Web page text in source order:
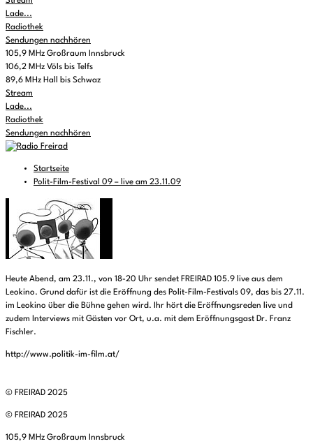
Lade...
Radiothek
Sendungen nachhören
105,9 MHz Großraum Innsbruck
106,2 MHz Völs bis Telfs
89,6 MHz Hall bis Schwaz
Stream
Lade...
Radiothek
Sendungen nachhören
Startseite
Polit-Film-Festival 09 – live am 23.11.09
Heute Abend, am 23.11., von 18-20 Uhr sendet FREIRAD 105.9 live aus dem
Leokino. Grund dafür ist die Eröffnung des Polit-Film-Festivals 09, das bis 27.11.
im Leokino über die Bühne gehen wird. Ihr hört die Eröffnungsreden live und
zudem Interviews mit Gästen vor Ort, u.a. mit dem Eröffnungsgast Dr. Franz
Fischler.
http://www.politik-im-film.at/
© FREIRAD 2025
© FREIRAD 2025
105,9 MHz Großraum Innsbruck